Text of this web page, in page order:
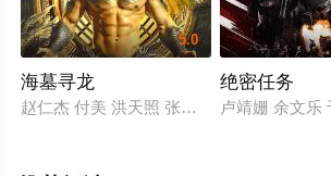
5.0
海墓寻龙
赵仁杰 付美 洪天照 张晶 振宇
绝密任务
卢靖姗 余文乐